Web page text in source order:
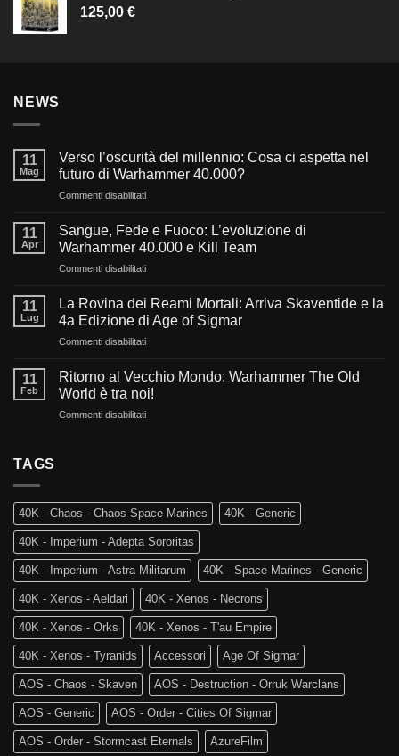
125,00 €
NEWS
11
Mag
Verso l’oscurità del millennio: Cosa ci aspetta nel
futuro di Warhammer 40.000?
Commenti disabilitatisu
l’oscurità
del
millennio:
Cosa
aspetta
nel
futuro
di
40.000?
11
Apr
Sangue, Fede e Fuoco: L’evoluzione di
Warhammer 40.000 e Kill Team
Commenti disabilitatisu
Fede
e
Fuoco:
L’evoluzione
Warhammer
40.000
Kill
11
Lug
La Rovina dei Reami Mortali: Arriva Skaventide e la
4a Edizione di Age of Sigmar
Commenti disabilitatisu
Rovina
dei
Reami
Mortali:
Edizione
di
Age
of
Sigmar
11
Feb
Ritorno al Vecchio Mondo: Warhammer The Old
World è tra noi!
Commenti disabilitatisu
The
Old
World
tra
noi!
TAGS
40K - Chaos - Chaos Space Marines 40K - Generic
40K - Imperium - Adepta Sororitas
40K - Imperium - Astra Militarum 40K - Space Marines - Generic
40K - Xenos - Aeldari 40K - Xenos - Necrons
40K - Xenos - Orks 40K - Xenos - T'au Empire
40K - Xenos - Tyranids Accessori Age Of Sigmar
AOS - Chaos - Skaven AOS - Destruction - Orruk Warclans
AOS - Generic AOS - Order - Cities Of Sigmar
AOS - Order - Stormcast Eternals AzureFilm